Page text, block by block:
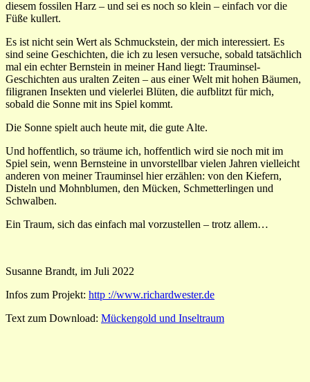
diesem fossilen Harz – und sei es noch so klein – einfach vor die
Füße kullert.
Es ist nicht sein Wert als Schmuckstein, der mich interessiert. Es
sind seine Geschichten, die ich zu lesen versuche, sobald tatsächlich
mal ein echter Bernstein in meiner Hand liegt: Trauminsel-
Geschichten aus uralten Zeiten – aus einer Welt mit hohen Bäumen,
filigranen Insekten und vielerlei Blüten, die aufblitzt für mich,
sobald die Sonne mit ins Spiel kommt.
Die Sonne spielt auch heute mit, die gute Alte.
Und hoffentlich, so träume ich, hoffentlich wird sie noch mit im
Spiel sein, wenn Bernsteine in unvorstellbar vielen Jahren vielleicht
anderen von meiner Trauminsel hier erzählen: von den Kiefern,
Disteln und Mohnblumen, den Mücken, Schmetterlingen und
Schwalben.
Ein Traum, sich das einfach mal vorzustellen – trotz allem…
Susanne Brandt, im Juli 2022
Infos zum Projekt: http ://www.richardwester.de
Text zum Download: Mückengold und Inseltraum